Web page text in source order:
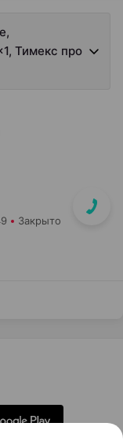
Тимекс про
Закрыто